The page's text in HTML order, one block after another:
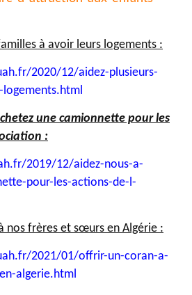
à avoir leurs logements :
2020/12/aidez-plusieurs-
logements.html
une camionnette pour les
:
2019/12/aidez-nous-a-
pour-les-actions-de-l-
nos frères et sœurs en Algérie :
2021/01/offrir-un-coran-a-
algerie.html